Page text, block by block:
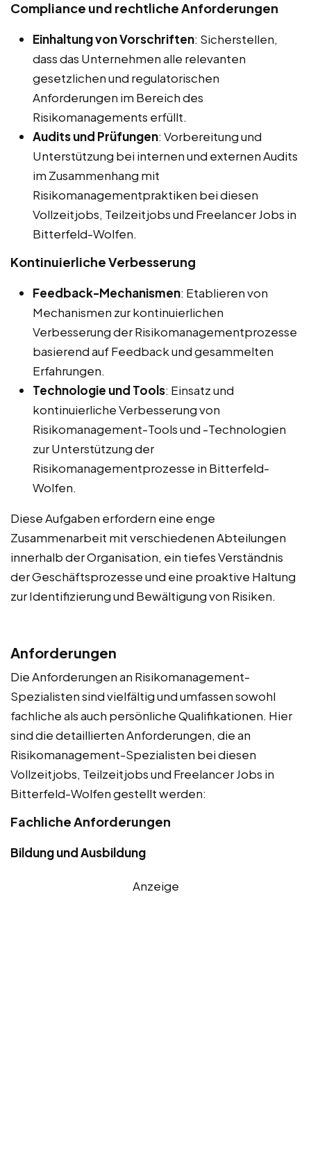
Compliance und rechtliche Anforderungen
Einhaltung von Vorschriften: Sicherstellen,
dass das Unternehmen alle relevanten
gesetzlichen und regulatorischen
Anforderungen im Bereich des
Risikomanagements erfüllt.
Audits und Prüfungen: Vorbereitung und
Unterstützung bei internen und externen Audits
im Zusammenhang mit
Risikomanagementpraktiken bei diesen
Vollzeitjobs, Teilzeitjobs und Freelancer Jobs in
Bitterfeld-Wolfen.
Kontinuierliche Verbesserung
Feedback-Mechanismen: Etablieren von
Mechanismen zur kontinuierlichen
Verbesserung der Risikomanagementprozesse
basierend auf Feedback und gesammelten
Erfahrungen.
Technologie und Tools: Einsatz und
kontinuierliche Verbesserung von
Risikomanagement-Tools und -Technologien
zur Unterstützung der
Risikomanagementprozesse in Bitterfeld-
Wolfen.
Diese Aufgaben erfordern eine enge
Zusammenarbeit mit verschiedenen Abteilungen
innerhalb der Organisation, ein tiefes Verständnis
der Geschäftsprozesse und eine proaktive Haltung
zur Identifizierung und Bewältigung von Risiken.
Anforderungen
Die Anforderungen an Risikomanagement-
Spezialisten sind vielfältig und umfassen sowohl
fachliche als auch persönliche Qualifikationen. Hier
sind die detaillierten Anforderungen, die an
Risikomanagement-Spezialisten bei diesen
Vollzeitjobs, Teilzeitjobs und Freelancer Jobs in
Bitterfeld-Wolfen gestellt werden:
Fachliche Anforderungen
Bildung und Ausbildung
Anzeige